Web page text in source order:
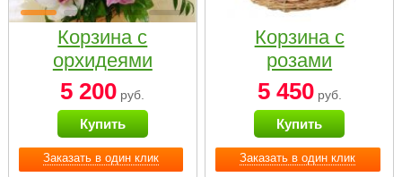
Заказать в один клик
Корзина с
орхидеями
малая
5 200 руб.
Купить
Заказать в один клик
Корзина с
розами
«Красный
Париж»
5 450руб.
Купить